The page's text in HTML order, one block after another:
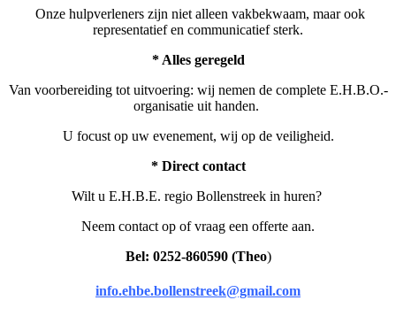
Onze hulpverleners zijn niet alleen vakbekwaam, maar ook
representatief en communicatief sterk.
* Alles geregeld
Van voorbereiding tot uitvoering: wij nemen de complete E.H.B.O.-
organisatie uit handen.
U focust op uw evenement, wij op de veiligheid.
* Direct contact
Wilt u E.H.B.E. regio Bollenstreek in huren?
Neem contact op of vraag een offerte aan.
Bel: 0252-860590 (Theo)
info.ehbe.bollenstreek@gmail.com